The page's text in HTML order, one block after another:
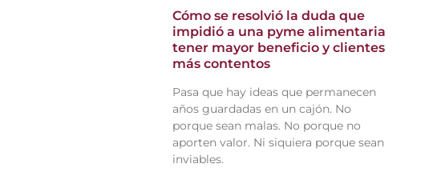
Cómo se resolvió la duda que
impidió a una pyme alimentaria
tener mayor beneficio y clientes
más contentos
Pasa que hay ideas que permanecen
años guardadas en un cajón. No
porque sean malas. No porque no
aporten valor. Ni siquiera porque sean
inviables.